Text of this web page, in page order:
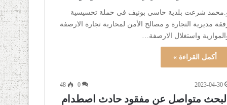
شرعت بلدية حاسي بونيف في حملة تحسيسية
مديرية التجارة و مصالح الأمن لمحاربة تجارة الارصفة
واستغلال الارصفة…
أكمل القراءة »
2023-04-30
0
48
البحث متواصل عن مفقود حادث اصطدام